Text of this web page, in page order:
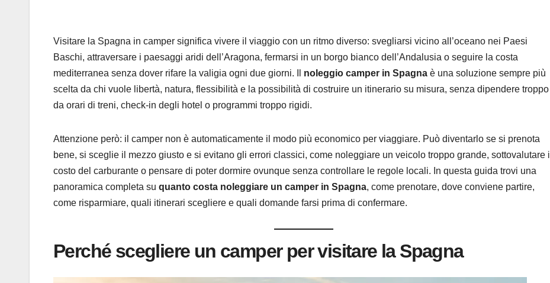
Visitare la Spagna in camper significa vivere il viaggio con un ritmo diverso: svegliarsi vicino all’oceano nei Paesi
Baschi, attraversare i paesaggi aridi dell’Aragona, fermarsi in un borgo bianco dell’Andalusia o seguire la costa
mediterranea senza dover rifare la valigia ogni due giorni. Il noleggio camper in Spagna è una soluzione sempre più
scelta da chi vuole libertà, natura, flessibilità e la possibilità di costruire un itinerario su misura, senza dipendere troppo
da orari di treni, check-in degli hotel o programmi troppo rigidi.
Attenzione però: il camper non è automaticamente il modo più economico per viaggiare. Può diventarlo se si prenota
bene, si sceglie il mezzo giusto e si evitano gli errori classici, come noleggiare un veicolo troppo grande, sottovalutare il
costo del carburante o pensare di poter dormire ovunque senza controllare le regole locali. In questa guida trovi una
panoramica completa su quanto costa noleggiare un camper in Spagna, come prenotare, dove conviene partire,
come risparmiare, quali itinerari scegliere e quali domande farsi prima di confermare.
Perché scegliere un camper per visitare la Spagna